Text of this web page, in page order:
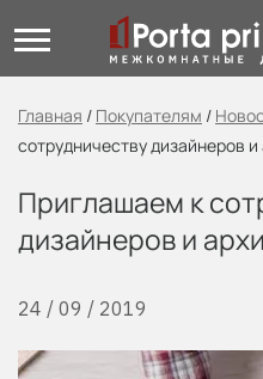
Главная / Покупателям /
сотрудничеству дизайнеров и
Приглашаем к
дизайнеров и
24 / 09 / 2019